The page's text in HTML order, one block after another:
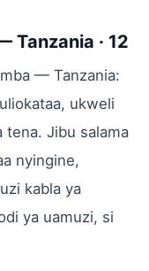
Tanzania · 12
— Tanzania:
ukweli
tena. Jibu salama
nyingine,
kabla ya
ya uamuzi, si